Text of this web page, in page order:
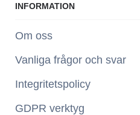
INFORMATION
Om oss
Vanliga frågor och svar
Integritetspolicy
GDPR verktyg